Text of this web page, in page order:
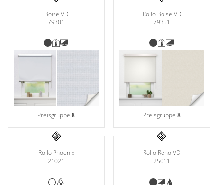
Boise VD
79301
Preisgruppe8
Rollo Boise VD
79351
Preisgruppe 8
Rollo Phoenix
21021
Rollo Reno VD
25011